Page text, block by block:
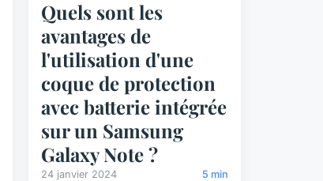
Quels sont les
avantages de
l'utilisation d'une
coque de protection
avec batterie intégrée
sur un Samsung
Galaxy Note ?
24 janvier 2024 5 min